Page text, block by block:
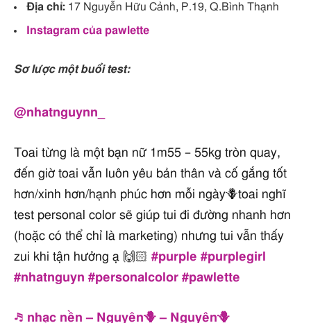
Địa chỉ: 17 Nguyễn Hữu Cảnh, P.19, Q.Bình Thạnh
Instagram của pawlette
Sơ lược một buổi test:
@nhatnguynn_
Toai từng là một bạn nữ 1m55 – 55kg tròn quay,
đến giờ toai vẫn luôn yêu bản thân và cố gắng tốt
hơn/xinh hơn/hạnh phúc hơn mỗi ngày🪻toai nghĩ
test personal color sẽ giúp tui đi đường nhanh hơn
(hoặc có thể chỉ là marketing) nhưng tui vẫn thấy
zui khi tận hưởng ạ 🙌🏻 #purple #purplegirl
#nhatnguyn #personalcolor #pawlette
♬ nhạc nền – Nguyên🪻 – Nguyên🪻